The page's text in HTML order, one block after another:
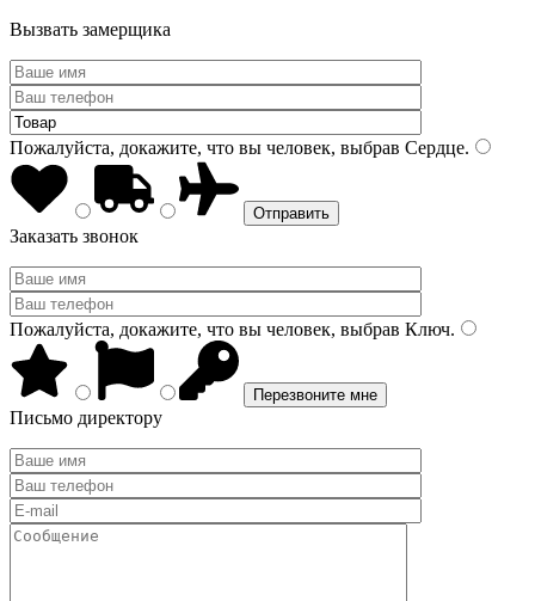
Вызвать замерщика
Пожалуйста, докажите, что вы человек, выбрав Сердце.
Заказать звонок
Пожалуйста, докажите, что вы человек, выбрав Ключ.
Письмо директору